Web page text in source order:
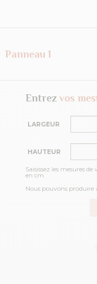
Panneau 1
Entrez vos
LARGEUR
HAUTEUR
Saisissez les mesures
en cm.
Nous pouvons produire